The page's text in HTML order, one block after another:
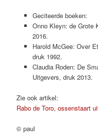
Geciteerde boeken:
Onno Kleyn: de Grote
2016.
Harold McGee: Over
druk 1992.
Claudia Roden: De
Uitgevers, druk 2013.
Zie ook artikel:
Rabo de Toro, ossenstaart
© paul